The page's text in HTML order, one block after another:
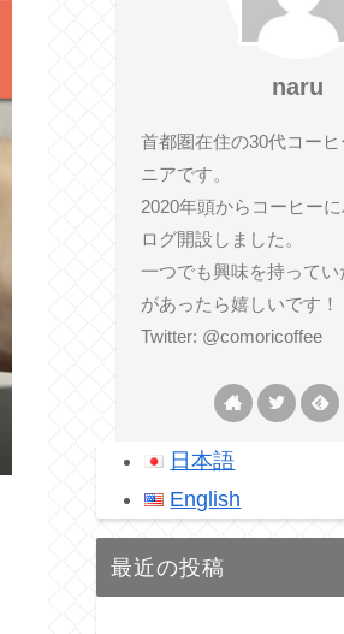
naru
首都圏在住の30代コー
ニアです。
2020年頭からコーヒー
ログ開設しました。
一つでも興味を持ってい
があったら嬉しいです！
Twitter: @comoricoffee
日本語
English
最近の投稿